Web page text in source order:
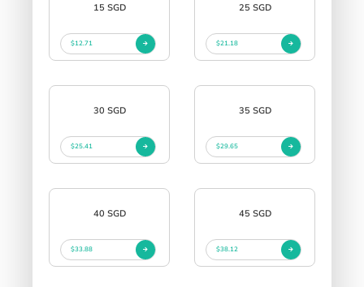
15 SGD
$12.71
25 SGD
$21.18
30 SGD
$25.41
35 SGD
$29.65
40 SGD
$33.88
45 SGD
$38.12